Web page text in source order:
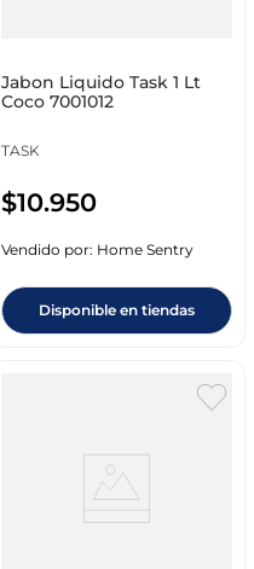
Jabon Liquido Task 1 Lt
Coco 7001012
TASK
$10.950
Vendido por: Home Sentry
Disponible en tiendas